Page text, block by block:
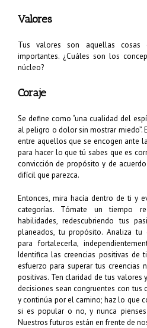
Valores
Tus valores son aquellas cosas
importantes. ¿Cuáles son los
núcleo?
Coraje
Se define como “una cualidad del
al peligro o dolor sin mostrar miedo”.
entre aquellos que se encogen ante
para hacer lo que tú sabes que es
convicción de propósito y de
difícil que parezca.
Entonces, mira hacía dentro de ti y
categorías. Tómate un tiempo
habilidades, redescubriendo tus
planeados, tu propósito. Analiza tu
para fortalecerla,
Identifica las creencias positivas de
esfuerzo para superar tus creencias
positivas. Ten claridad de tus valores
decisiones sean congruentes con tus
y continúa por el camino; haz lo que
si es popular o no, y nunca
Nuestros futuros están en frente de